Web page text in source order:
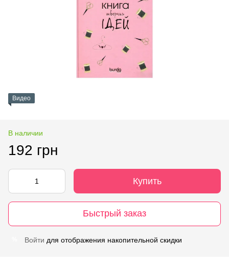
Видео
В наличии
192 грн
Купить
Быстрый заказ
Войти для отображения накопительной скидки